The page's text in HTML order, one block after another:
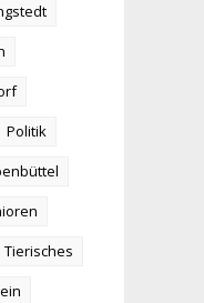
Politik
Tierisches